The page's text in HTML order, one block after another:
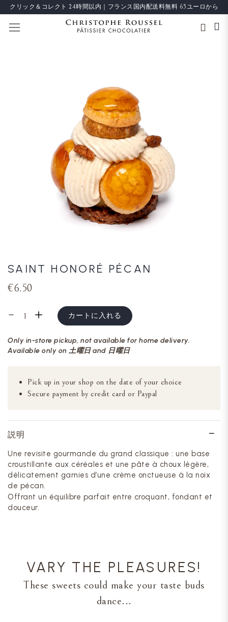
クリック＆コレクト 24時間以内｜フランス国内配送料無料 65ユーロから
SAINT HONORÉ PÉCAN
€6.50
カートに入れる
Only in-store pickup, not available for home delivery.
Available only on 土曜日 and 日曜日
Pick up in your shop on the date of your choice
Secure payment by credit card or Paypal
説明
Une revisite gourmande du grand classique : une base
croustillante aux céréales et une pâte à choux légère,
délicatement garnies d’une crème onctueuse à la noix
de pécan.
Offrant un équilibre parfait entre croquant, fondant et
douceur.
VARY THE PLEASURES!
These sweets could make your taste buds
dance...